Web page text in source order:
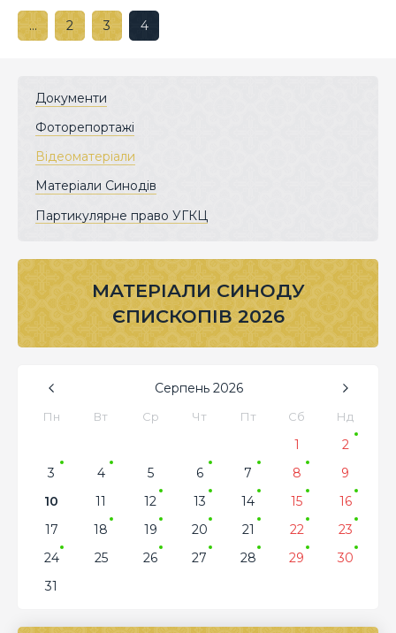
… 2 3 4
Документи
Фоторепортажі
Відеоматеріали
Матеріали Синодів
Партикулярне право УГКЦ
МАТЕРІАЛИ СИНОДУ
ЄПИСКОПІВ 2026
Серпень 2026
Пн Вт Ср Чт Пт Сб Нд
1
2
3
4 5 6 7 8
9
10
11 12 13 14 15
16
17
18 19 20 21 22
23
24
25 26 27 28 29
30
31